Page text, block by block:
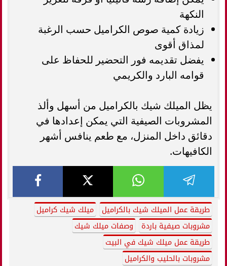
النكهة
زيادة كمية صوص الكراميل حسب الرغبة
لمذاق أقوى
يفضل تقديمه فور التحضير للحفاظ على
قوامه البارد والكريمي
يظل الميلك شيك بالكراميل من أسهل وألذ
المشروبات الصيفية التي يمكن إعدادها في
دقائق داخل المنزل، مع طعم ينافس أشهر
الكافيهات.
طريقة عمل الميلك شيك بالكراميل
ميلك شيك كراميل
مشروبات صيفية باردة
وصفات ميلك شيك
طريقة عمل ميلك شيك في البيت
مشروبات بالحليب والكراميل